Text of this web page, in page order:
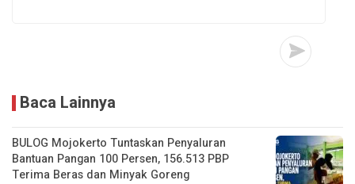
Baca Lainnya
BULOG Mojokerto Tuntaskan Penyaluran
Bantuan Pangan 100 Persen, 156.513 PBP
Terima Beras dan Minyak Goreng